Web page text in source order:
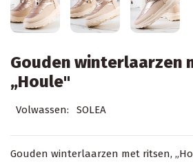
Gouden winterlaarzen
„Houle"
Volwassen: SOLEA
Gouden winterlaarzen met ritsen,